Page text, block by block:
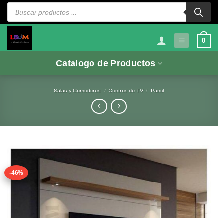
Saltar
Búsqueda
productos
0
Catalogo de Productos
Salas y Comedores / Centros de TV / Panel
-46%